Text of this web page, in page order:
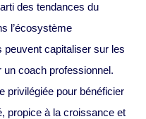
des tendances du
l’écosystème
peuvent capitaliser sur les
coach professionnel.
privilégiée pour bénéficier
propice à la croissance et